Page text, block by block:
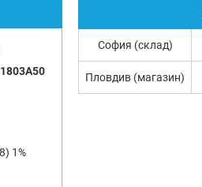
1%
София (склад)
Пловдив (магазин)